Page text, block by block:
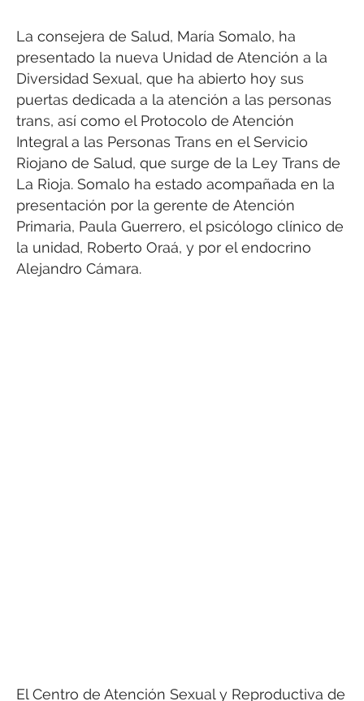
La consejera de Salud, María Somalo, ha
presentado la nueva Unidad de Atención a la
Diversidad Sexual, que ha abierto hoy sus
puertas dedicada a la atención a las personas
trans, así como el Protocolo de Atención
Integral a las Personas Trans en el Servicio
Riojano de Salud, que surge de la Ley Trans de
La Rioja. Somalo ha estado acompañada en la
presentación por la gerente de Atención
Primaria, Paula Guerrero, el psicólogo clínico de
la unidad, Roberto Oraá, y por el endocrino
Alejandro Cámara.
El Centro de Atención Sexual y Reproductiva de